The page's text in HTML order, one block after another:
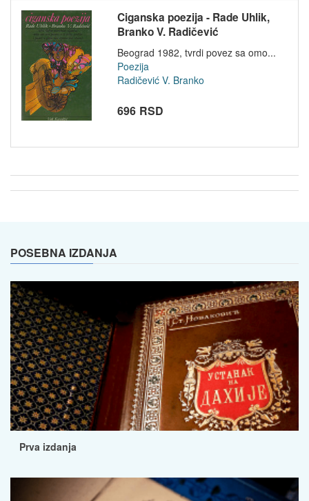
Ciganska poezija - Rade Uhlik,
Branko V. Radičević
Beograd 1982, tvrdi povez sa omo...
Poezija
Radičević V. Branko
696 RSD
POSEBNA IZDANJA
Prva izdanja